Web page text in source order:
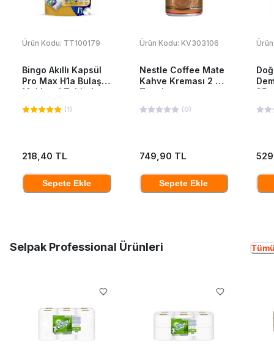
Ürün Kodu: TT100179
Bingo Akıllı Kapsül
Pro Max H1a Bulaşık
Makinesi Tableti
40'Lı
(1)
218,40 TL
Sepete Ekle
Ürün Kodu: KV303106
Nestle Coffee Mate
Kahve Kreması 2 Kg
Teneke
(0)
749,90 TL
Sepete Ekle
Selpak Professional Ürünleri